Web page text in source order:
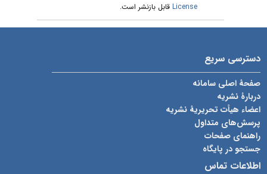
Licenseقابل بازنشر است.
دسترسی سریع
صفحۀ اصلی سامانه
دربارۀ نشریه
اعضاء هیأت تحریریۀ نشریه
پرسش‌های متداول
راهنمای صفحات
جستجو در پایگاه
اطلاعات تماس